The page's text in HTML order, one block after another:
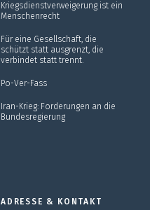
Kriegsdienstverweigerung ist ein
Menschenrecht
Für eine Gesellschaft, die
schützt statt ausgrenzt, die
verbindet statt trennt.
Po-Ver-Fass
Iran-Krieg: Forderungen an die
Bundesregierung
ADRESSE & KONTAKT